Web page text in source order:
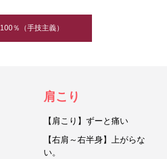
100％（手技主義）
肩こり
【肩こり】ずーと痛い
【右肩～右半身】上がらな
い。